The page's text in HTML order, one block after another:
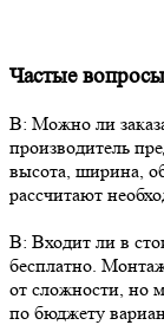
Частые
В: Можно ли
производитель
высота , ширина,
рассчитают
В: Входит ли в
бесплатно
от сложности, но
по бюджету